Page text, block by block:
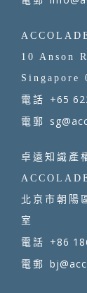
10 Anson
Singapore
電話 +65
電郵
卓遠知識產
北京市朝陽
室
電話 +86
電郵